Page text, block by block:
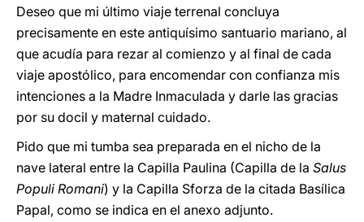
Deseo que mi último viaje terrenal concluya
precisamente en este antiquísimo santuario mariano, al
que acudía para rezar al comienzo y al final de cada
viaje apostólico, para encomendar con confianza mis
intenciones a la Madre Inmaculada y darle las gracias
por su docil y maternal cuidado.
Pido que mi tumba sea preparada en el nicho de la
nave lateral entre la Capilla Paulina (Capilla de la Salus
Populi Romani) y la Capilla Sforza de la citada Basílica
Papal, como se indica en el anexo adjunto.